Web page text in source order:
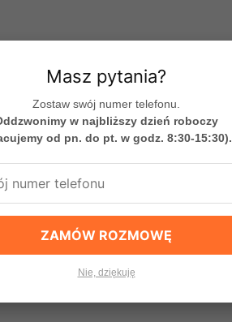
Masz pytania?
Zostaw swój numer telefonu.
w najbliższy dzień roboczy
od pn. do pt. w godz. 8:30-15:30).
ZAMÓW ROZMOWĘ
Nie, dziękuję